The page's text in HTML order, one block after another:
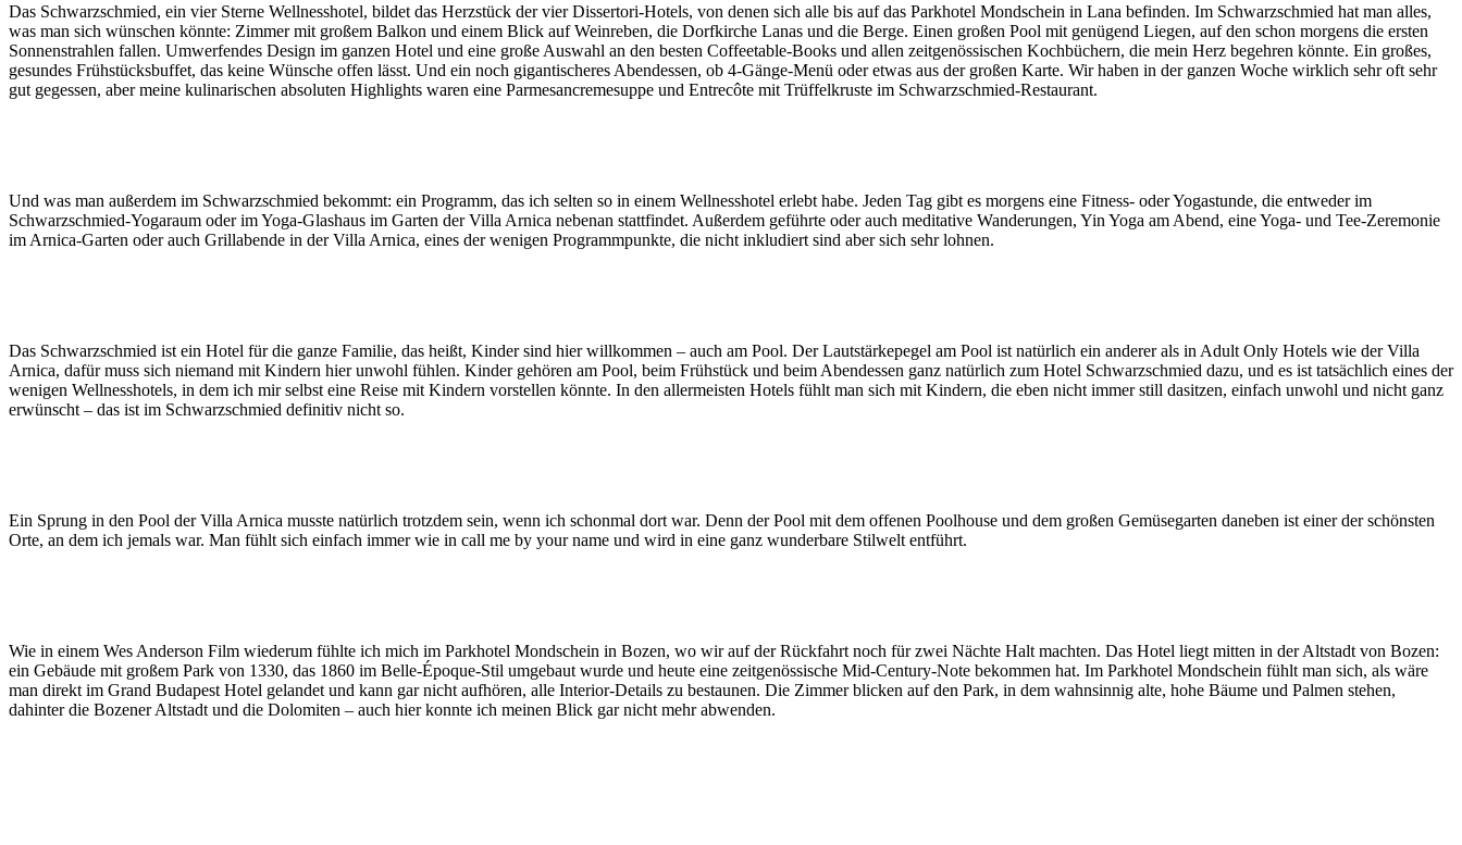
Das Schwarzschmied, ein vier Sterne Wellnesshotel, bildet das Herzstück der vier Dissertori-Hotels, von denen sich alle bis auf das Parkhotel Mondschein in Lana befinden. Im Schwarzschmied hat man alles,
was man sich wünschen könnte: Zimmer mit großem Balkon und einem Blick auf Weinreben, die Dorfkirche Lanas und die Berge. Einen großen Pool mit genügend Liegen, auf den schon morgens die ersten
Sonnenstrahlen fallen. Umwerfendes Design im ganzen Hotel und eine große Auswahl an den besten Coffeetable-Books und allen zeitgenössischen Kochbüchern, die mein Herz begehren könnte. Ein großes,
gesundes Frühstücksbuffet, das keine Wünsche offen lässt. Und ein noch gigantischeres Abendessen, ob 4-Gänge-Menü oder etwas aus der großen Karte. Wir haben in der ganzen Woche wirklich sehr oft sehr
gut gegessen, aber meine kulinarischen absoluten Highlights waren eine Parmesancremesuppe und Entrecôte mit Trüffelkruste im Schwarzschmied-Restaurant.
Und was man außerdem im Schwarzschmied bekommt: ein Programm, das ich selten so in einem Wellnesshotel erlebt habe. Jeden Tag gibt es morgens eine Fitness- oder Yogastunde, die entweder im
Schwarzschmied-Yogaraum oder im Yoga-Glashaus im Garten der Villa Arnica nebenan stattfindet. Außerdem geführte oder auch meditative Wanderungen, Yin Yoga am Abend, eine Yoga- und Tee-Zeremonie
im Arnica-Garten oder auch Grillabende in der Villa Arnica, eines der wenigen Programmpunkte, die nicht inkludiert sind aber sich sehr lohnen.
Das Schwarzschmied ist ein Hotel für die ganze Familie, das heißt, Kinder sind hier willkommen – auch am Pool. Der Lautstärkepegel am Pool ist natürlich ein anderer als in Adult Only Hotels wie der Villa
Arnica, dafür muss sich niemand mit Kindern hier unwohl fühlen. Kinder gehören am Pool, beim Frühstück und beim Abendessen ganz natürlich zum Hotel Schwarzschmied dazu, und es ist tatsächlich eines der
wenigen Wellnesshotels, in dem ich mir selbst eine Reise mit Kindern vorstellen könnte. In den allermeisten Hotels fühlt man sich mit Kindern, die eben nicht immer still dasitzen, einfach unwohl und nicht ganz
erwünscht – das ist im Schwarzschmied definitiv nicht so.
Ein Sprung in den Pool der Villa Arnica musste natürlich trotzdem sein, wenn ich schonmal dort war. Denn der Pool mit dem offenen Poolhouse und dem großen Gemüsegarten daneben ist einer der schönsten
Orte, an dem ich jemals war. Man fühlt sich einfach immer wie in call me by your name und wird in eine ganz wunderbare Stilwelt entführt.
Wie in einem Wes Anderson Film wiederum fühlte ich mich im Parkhotel Mondschein in Bozen, wo wir auf der Rückfahrt noch für zwei Nächte Halt machten. Das Hotel liegt mitten in der Altstadt von Bozen:
ein Gebäude mit großem Park von 1330, das 1860 im Belle-Époque-Stil umgebaut wurde und heute eine zeitgenössische Mid-Century-Note bekommen hat. Im Parkhotel Mondschein fühlt man sich, als wäre
man direkt im Grand Budapest Hotel gelandet und kann gar nicht aufhören, alle Interior-Details zu bestaunen. Die Zimmer blicken auf den Park, in dem wahnsinnig alte, hohe Bäume und Palmen stehen,
dahinter die Bozener Altstadt und die Dolomiten – auch hier konnte ich meinen Blick gar nicht mehr abwenden.